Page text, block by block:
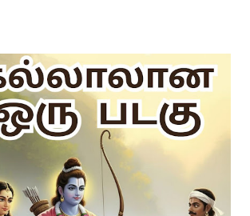
செயலினால் திருப்தியுற்றிருக்கிறாரா என்று
கடமையாகும். முழுமுதற் கடவுளைத்
செயல்கள் எவையென்று வேதங்களில்
அச்செயல்களின் நிறைவேற்றமே வேள்வி
வேறொரு முறையில் முழுமுதற்
செயல்படுவதே வேள்வியாகும் என்றும் கூறலாம்.
செயலும் உலகப் பிடிப்பிற்குக்